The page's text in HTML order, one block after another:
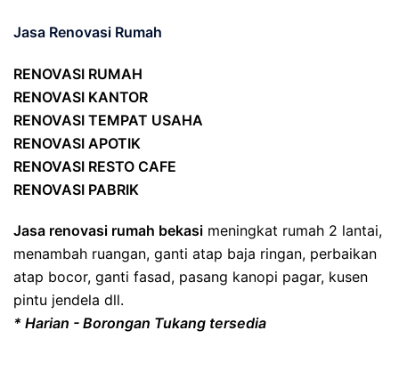
Jasa Renovasi Rumah
RENOVASI RUMAH
RENOVASI KANTOR
RENOVASI TEMPAT USAHA
RENOVASI APOTIK
RENOVASI RESTO CAFE
RENOVASI PABRIK
Jasa renovasi rumah bekasi meningkat rumah 2 lantai,
menambah ruangan, ganti atap baja ringan, perbaikan
atap bocor, ganti fasad, pasang kanopi pagar, kusen
pintu jendela dll.
* Harian - Borongan Tukang tersedia